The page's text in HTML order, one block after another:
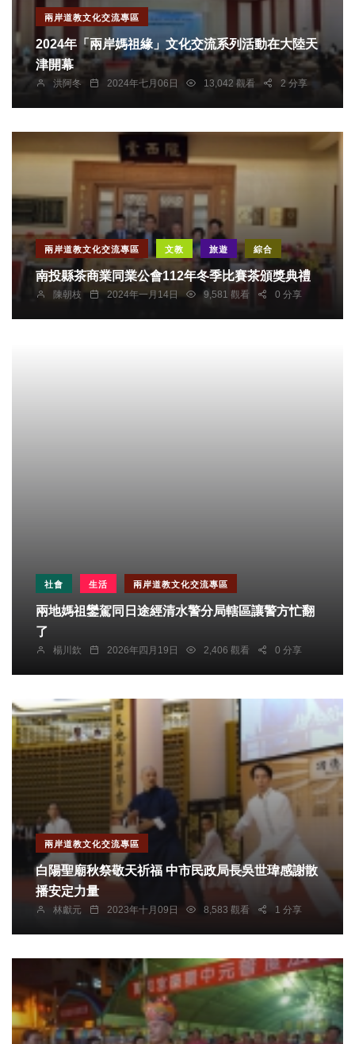
兩岸道教文化交流專區
2024年「兩岸媽祖緣」文化交流系列活動在大陸天
津開幕
洪阿冬 2024年七月06日 13,042 觀看 2 分享
兩岸道教文化交流專區 文教 旅遊 綜合
南投縣茶商業同業公會112年冬季比賽茶頒獎典禮
陳朝枝 2024年一月14日 9,581 觀看 0 分享
社會 生活 兩岸道教文化交流專區
兩地媽祖鑾駕同日途經清水警分局轄區讓警方忙翻
了
楊川欽 2026年四月19日 2,406 觀看 0 分享
兩岸道教文化交流專區
白陽聖廟秋祭敬天祈福 中市民政局長吳世瑋感謝散
播安定力量
林獻元 2023年十月09日 8,583 觀看 1 分享